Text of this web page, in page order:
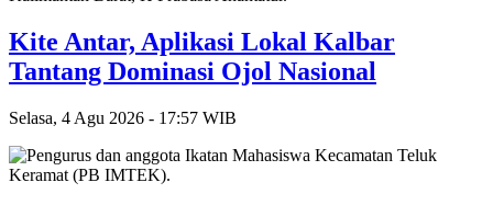
Kite Antar, Aplikasi Lokal Kalbar
Tantang Dominasi Ojol Nasional
Selasa, 4 Agu 2026 - 17:57 WIB